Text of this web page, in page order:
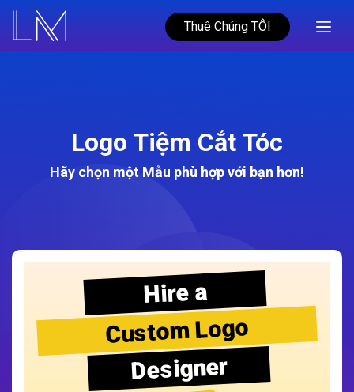
Thuê Chúng TÔI
Logo Tiệm Cắt Tóc
Hãy chọn một Mẫu phù hợp với bạn hơn!
Hire a
Custom Logo
Designer